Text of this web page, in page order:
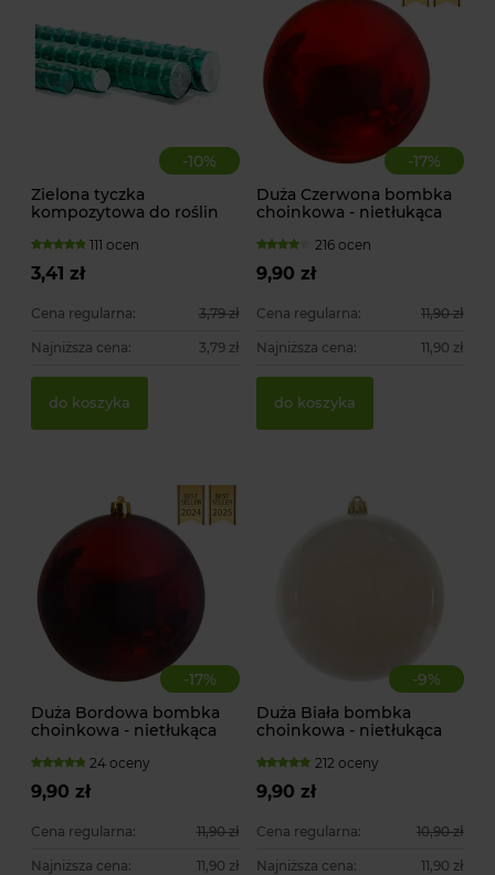
-10%
Zielona tyczka
kompozytowa do roślin
111 ocen
3,41 zł
Cena regularna: 3,79 zł
Najniższa cena: 3,79 zł
do koszyka
-17%
Duża Czerwona bombka
choinkowa - nietłukąca
216 ocen
9,90 zł
Cena regularna: 11,90 zł
Najniższa cena: 11,90 zł
do koszyka
-17%
Duża Bordowa bombka
choinkowa - nietłukąca
24 oceny
9,90 zł
Cena regularna: 11,90 zł
Najniższa cena: 11,90 zł
-9%
Duża Biała bombka
choinkowa - nietłukąca
212 oceny
9,90 zł
Cena regularna: 10,90 zł
Najniższa cena: 11,90 zł